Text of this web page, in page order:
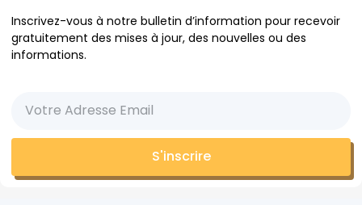
Inscrivez-vous à notre bulletin d’information pour recevoir
gratuitement des mises à jour, des nouvelles ou des
informations.
S'inscrire